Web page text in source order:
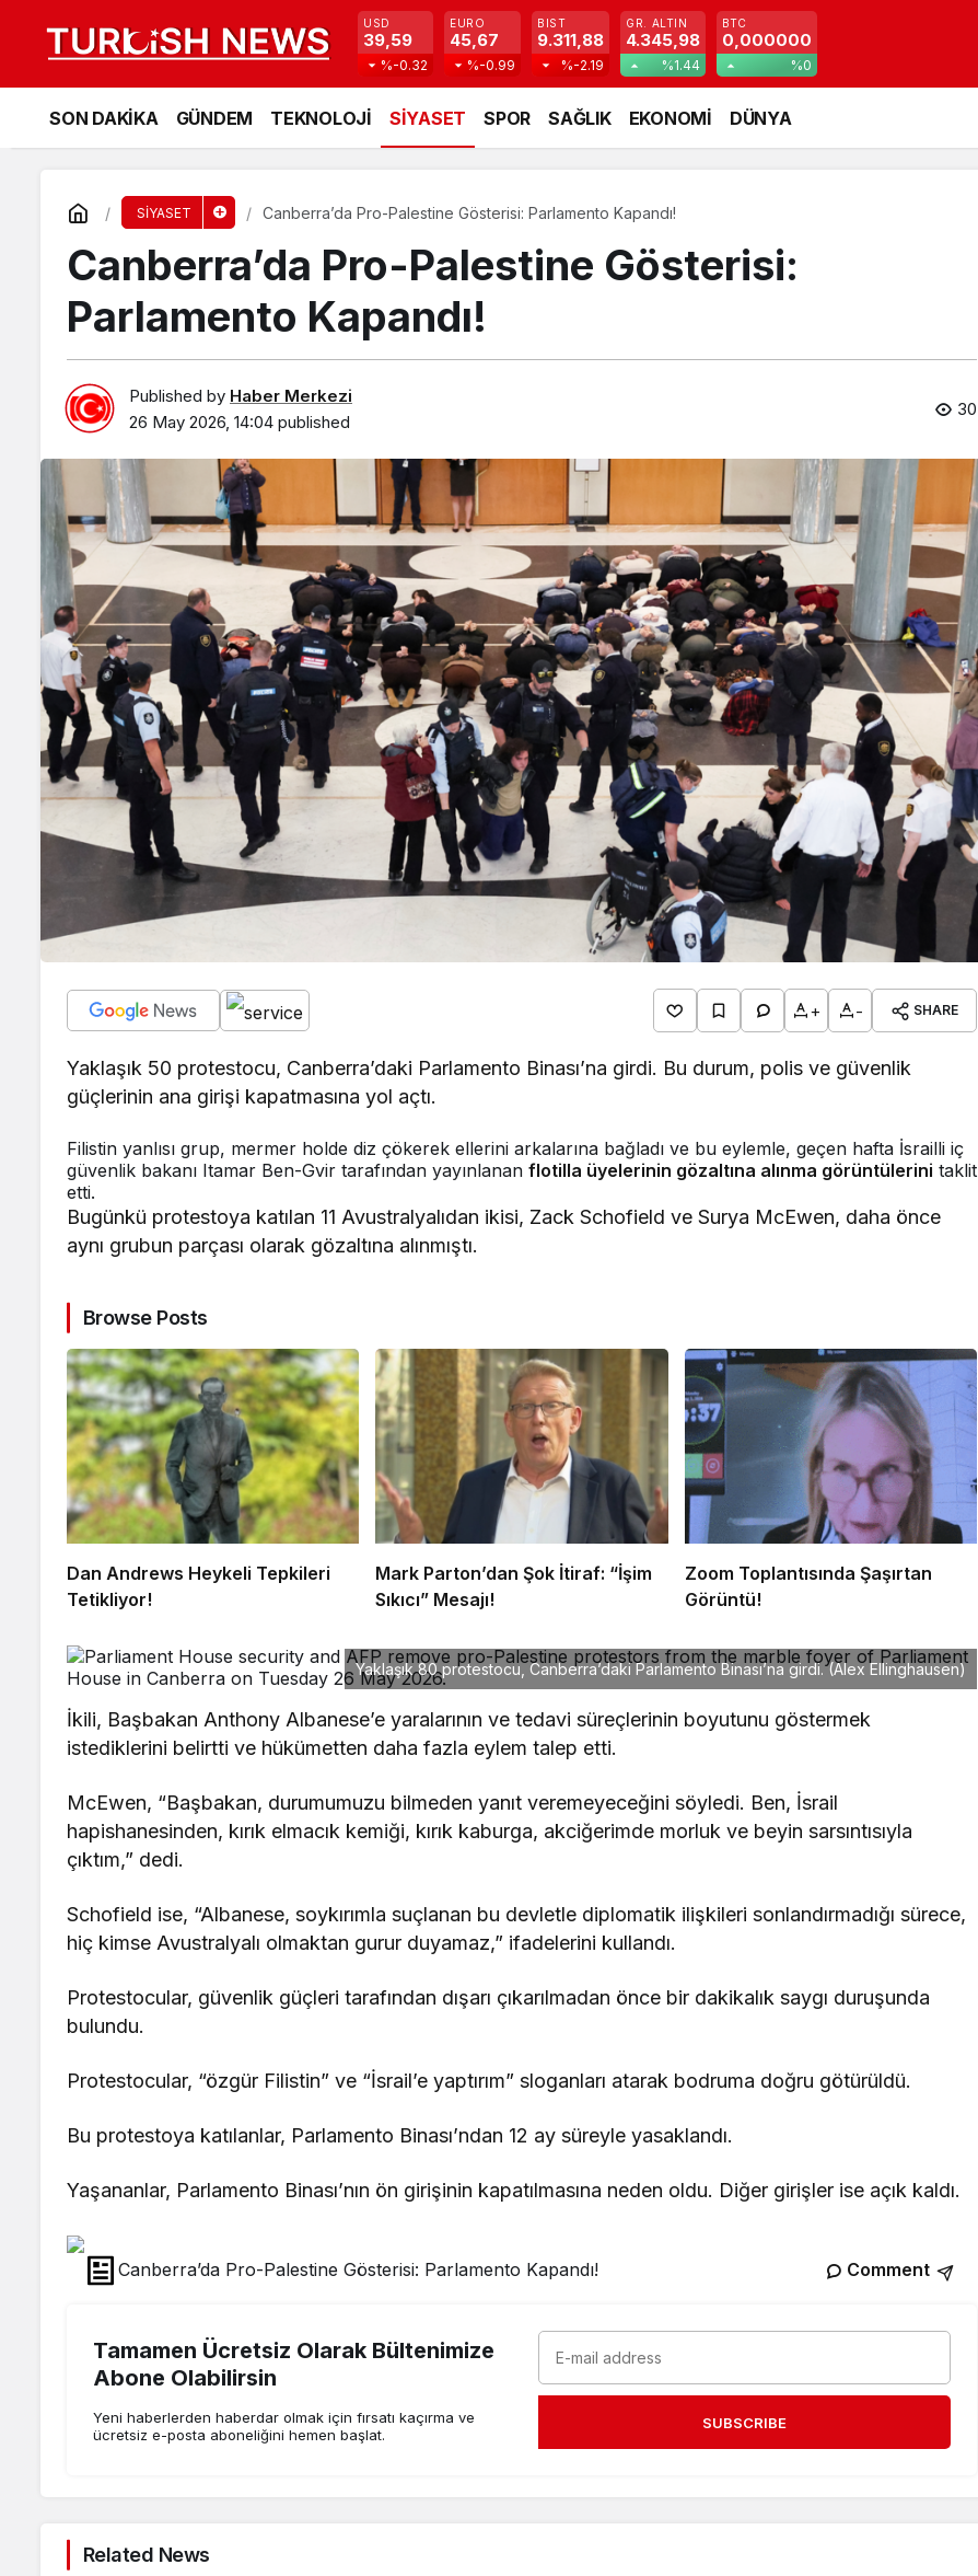
USD
39,59
%-0.32
EURO
45,67
%-0.99
BIST
9.311,88
%-2.19
GR. ALTIN
4.345,98
%1.44
BTC
0,000000
%0
SON DAKİKA GÜNDEM TEKNOLOJİ SİYASET SPOR SAĞLIK EKONOMİ DÜNYA
SİYASET Canberra’da Pro-Palestine Gösterisi: Parlamento Kapandı!
Canberra’da Pro-Palestine Gösterisi:
Parlamento Kapandı!
Published by Haber Merkezi
26 May 2026, 14:04 published
30
+ - SHARE
Yaklaşık 50 protestocu, Canberra’daki Parlamento Binası’na girdi. Bu durum, polis ve güvenlik
güçlerinin ana girişi kapatmasına yol açtı.
Filistin yanlısı grup, mermer holde diz çökerek ellerini arkalarına bağladı ve bu eylemle, geçen hafta İsrailli iç
güvenlik bakanı Itamar Ben-Gvir tarafından yayınlanan flotilla üyelerinin gözaltına alınma görüntülerini taklit
etti.
Bugünkü protestoya katılan 11 Avustralyalıdan ikisi, Zack Schofield ve Surya McEwen, daha önce
aynı grubun parçası olarak gözaltına alınmıştı.
Browse Posts
Dan Andrews Heykeli Tepkileri
Tetikliyor!
Mark Parton’dan Şok İtiraf: “İşim
Sıkıcı” Mesajı!
Zoom Toplantısında Şaşırtan
Görüntü!
Yaklaşık 80 protestocu, Canberra’daki Parlamento Binası’na girdi. (Alex Ellinghausen)
İkili, Başbakan Anthony Albanese’e yaralarının ve tedavi süreçlerinin boyutunu göstermek
istediklerini belirtti ve hükümetten daha fazla eylem talep etti.
McEwen, “Başbakan, durumumuzu bilmeden yanıt veremeyeceğini söyledi. Ben, İsrail
hapishanesinden, kırık elmacık kemiği, kırık kaburga, akciğerimde morluk ve beyin sarsıntısıyla
çıktım,” dedi.
Schofield ise, “Albanese, soykırımla suçlanan bu devletle diplomatik ilişkileri sonlandırmadığı sürece,
hiç kimse Avustralyalı olmaktan gurur duyamaz,” ifadelerini kullandı.
Protestocular, güvenlik güçleri tarafından dışarı çıkarılmadan önce bir dakikalık saygı duruşunda
bulundu.
Protestocular, “özgür Filistin” ve “İsrail’e yaptırım” sloganları atarak bodruma doğru götürüldü.
Bu protestoya katılanlar, Parlamento Binası’ndan 12 ay süreyle yasaklandı.
Yaşananlar, Parlamento Binası’nın ön girişinin kapatılmasına neden oldu. Diğer girişler ise açık kaldı.
Canberra’da Pro-Palestine Gösterisi: Parlamento Kapandı! Comment
Tamamen Ücretsiz Olarak Bültenimize
Abone Olabilirsin
Yeni haberlerden haberdar olmak için fırsatı kaçırma ve
ücretsiz e-posta aboneliğini hemen başlat.
SUBSCRIBE
Related News